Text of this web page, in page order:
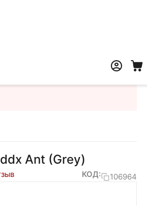
Ant (Grey)
КОД: 106964